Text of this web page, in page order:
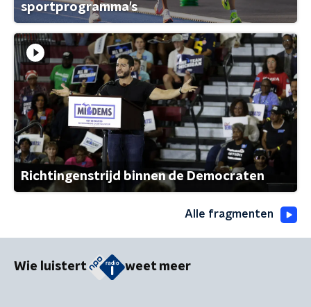
sportprogramma's
Richtingenstrijd binnen de Democraten
Alle fragmenten
Wie luistert weet meer